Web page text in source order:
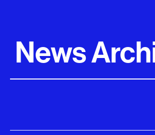
News